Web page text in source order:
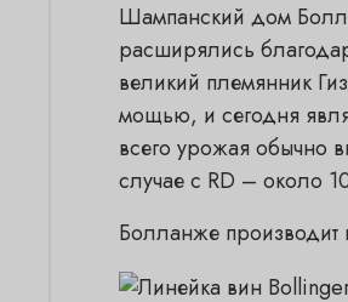
Шампанский дом
расширялись
великий племянник
мощью, и сегодня
всего урожая обычно
случае с RD – около
Болланже производит